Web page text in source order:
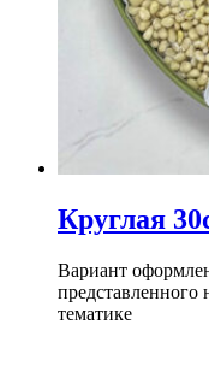
Круглая
Вариант
представленного
тематике